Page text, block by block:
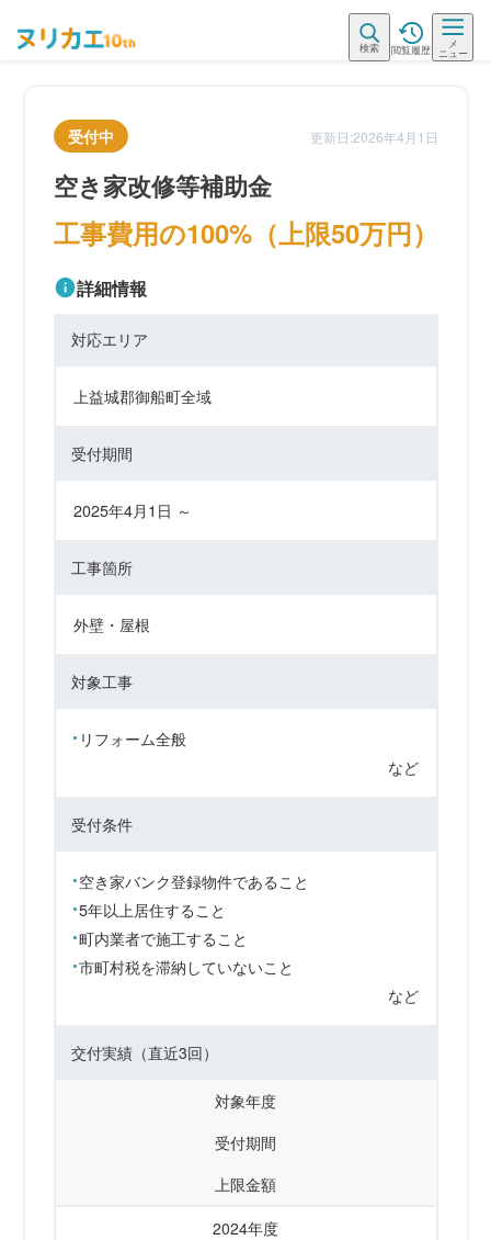
検索 閲覧履歴
メ
ニュー
受付中 更新日:2026年4月1日
空き家改修等補助金
工事費用の100%（上限50万円）
詳細情報
対応エリア
上益城郡御船町全域
受付期間
2025年4月1日 ～
工事箇所
外壁・屋根
対象工事
リフォーム全般
など
受付条件
空き家バンク登録物件であること
5年以上居住すること
町内業者で施工すること
市町村税を滞納していないこと
など
交付実績（直近3回）
対象年度
受付期間
上限金額
2024年度